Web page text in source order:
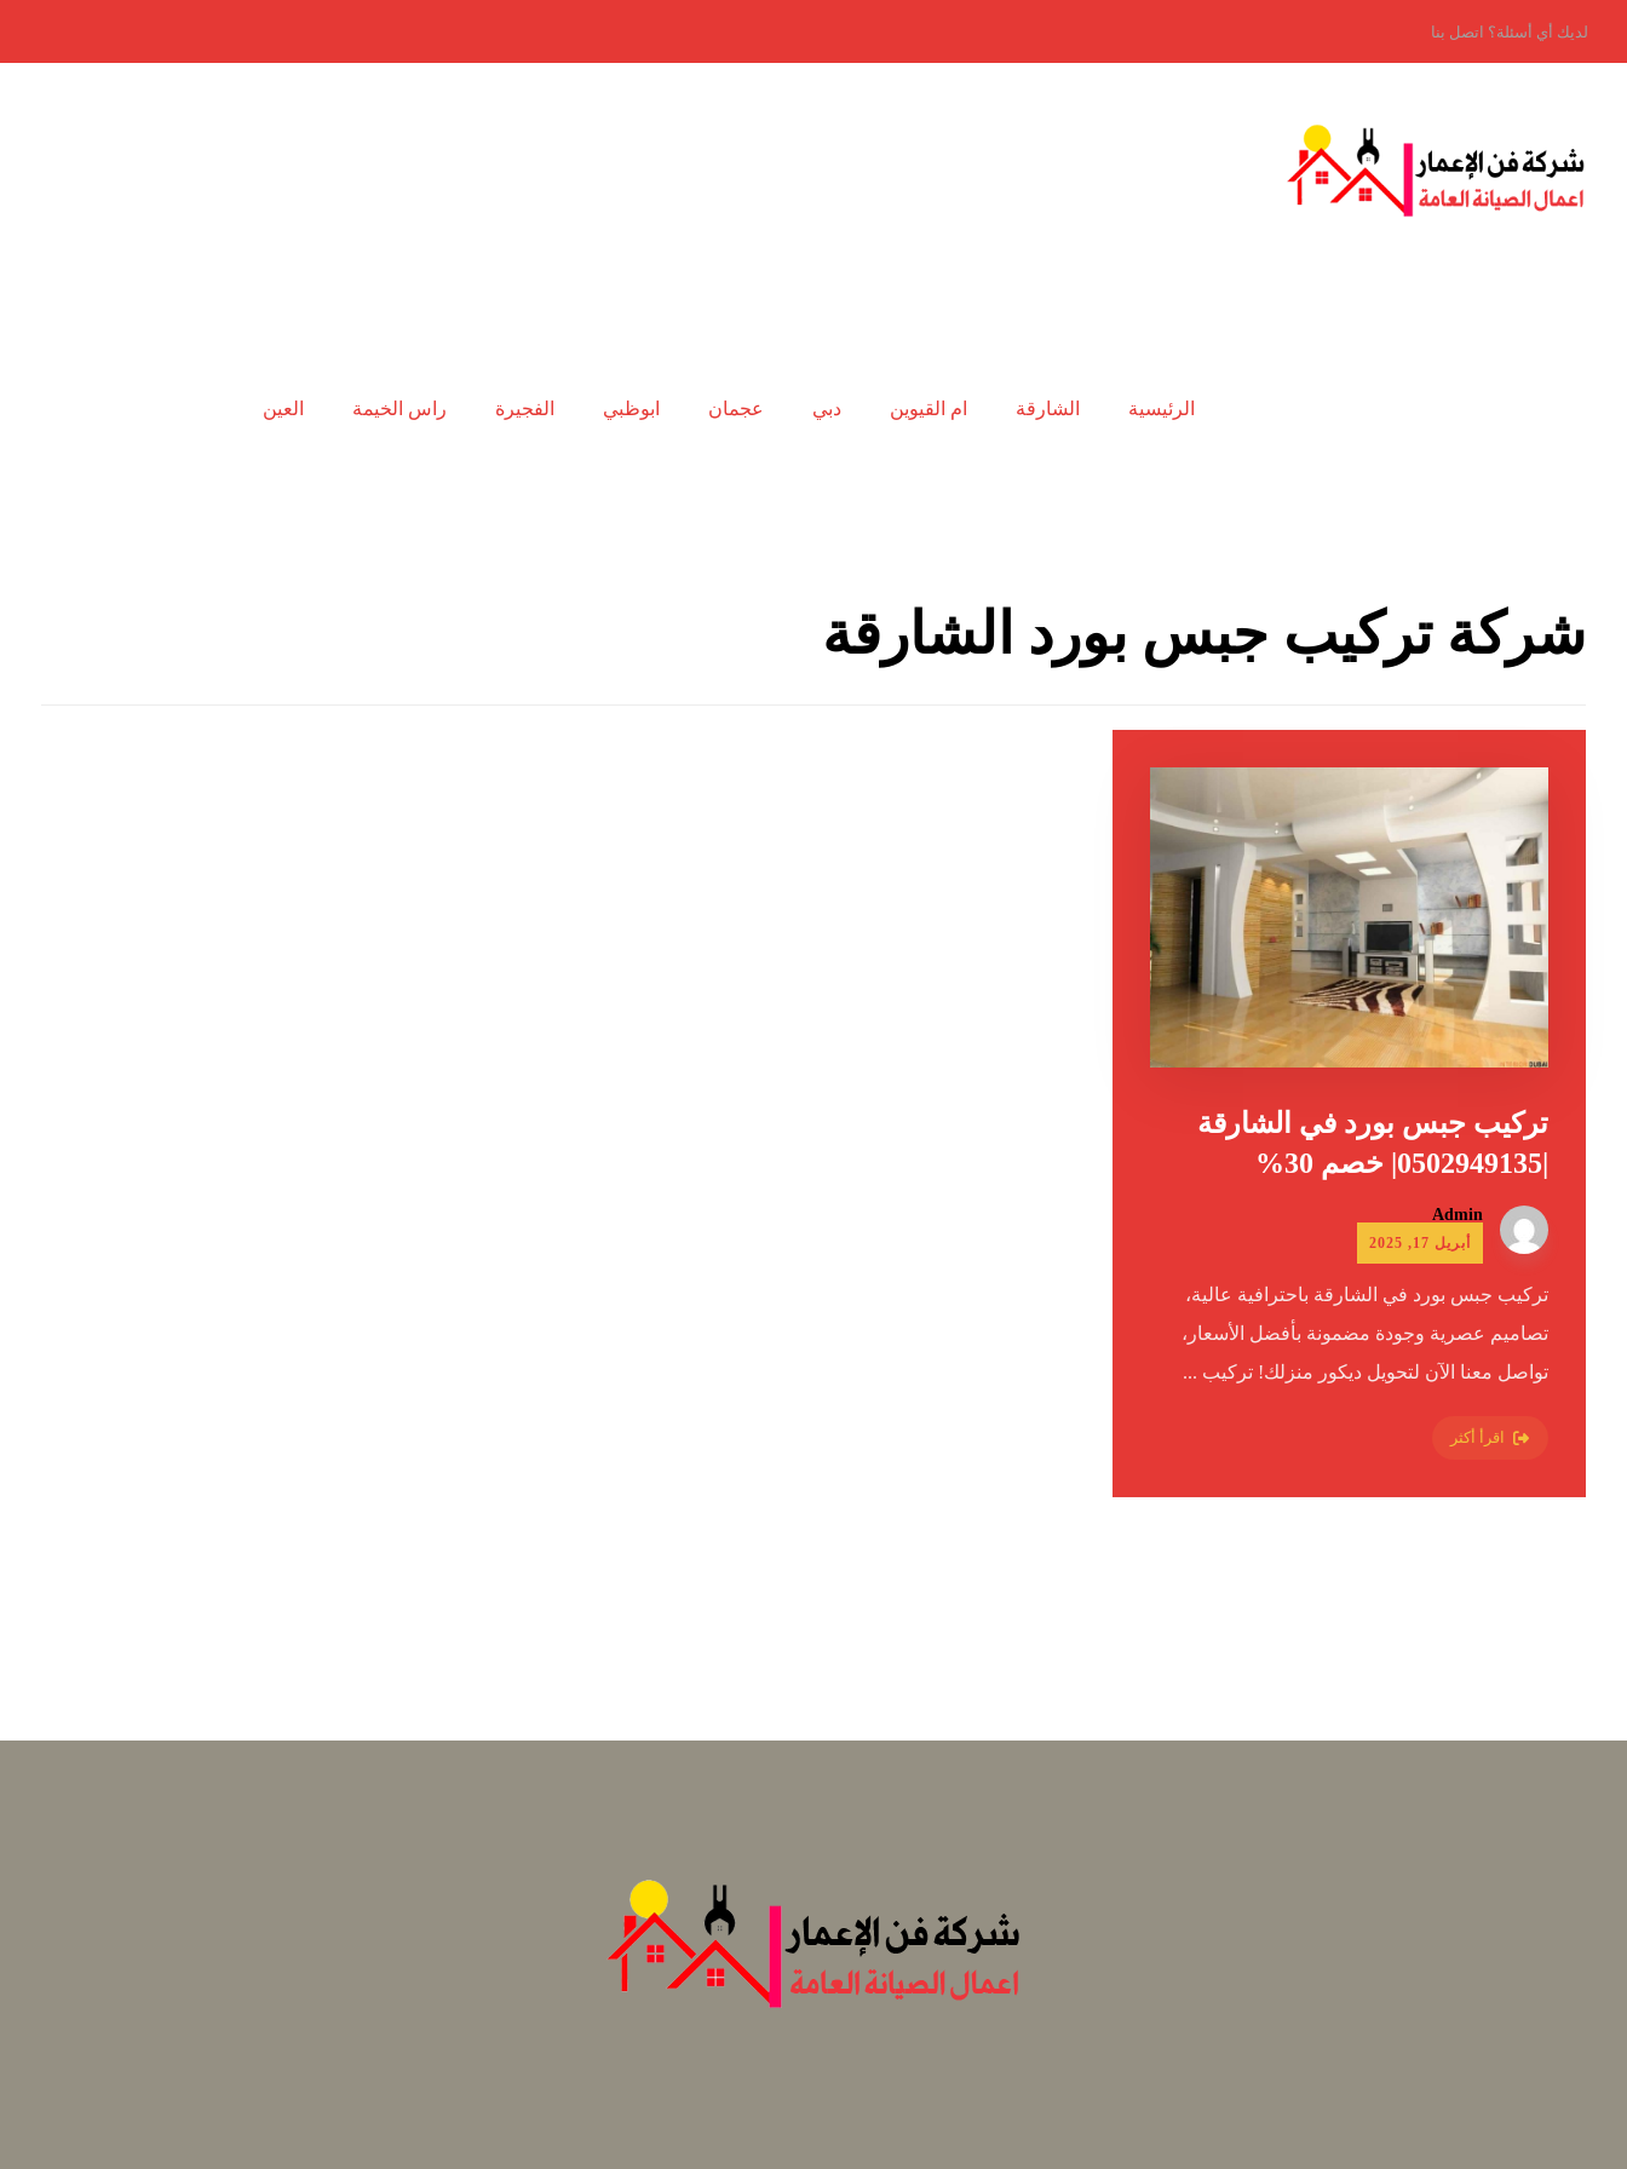
لديك أي أسئلة؟ اتصل بنا
الرئيسية الشارقة ام القيوين دبي عجمان ابوظبي الفجيرة راس الخيمة العين
شركة تركيب جبس بورد الشارقة
تركيب جبس بورد في الشارقة
|0502949135| خصم 30%
Admin
أبريل 17, 2025
تركيب جبس بورد في الشارقة باحترافية عالية،
تصاميم عصرية وجودة مضمونة بأفضل الأسعار،
تواصل معنا الآن لتحويل ديكور منزلك! تركيب ...
اقرأ أكثر